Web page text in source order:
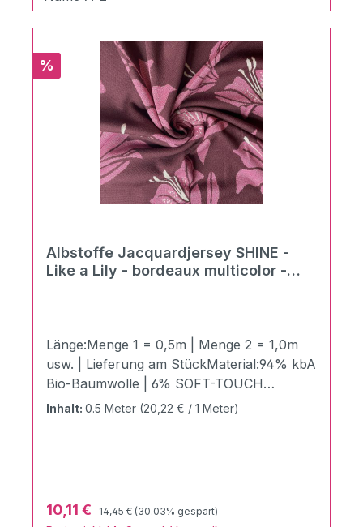
Rabatt
%
Albstoffe Jacquardjersey SHINE -
Like a Lily - bordeaux multicolor -
Länge:Menge 1 = 0,5m | Menge 2 = 1,0m
usw. | Lieferung am StückMaterial:94% kbA
Bio-Baumwolle | 6% SOFT-TOUCH
LUREXZertifizierung:GOTS zertifiziert |
Albstoffe. Hochwertigster 3 Farb Jacquard
Inhalt: 0.5 Meter (20,22 € / 1 Meter)
Verkaufspreis:
10,11 € Regulärer Preis:
14,45 € (30.03% gespart)